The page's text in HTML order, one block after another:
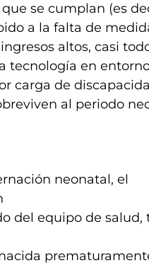
se cumplan (es
a la falta de
altos, casi
tecnología en
carga de
al periodo
neonatal, el
del equipo de salud,